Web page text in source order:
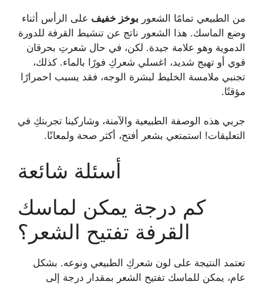
من الطبيعي تمامًا الشعور بوخز خفيف على الرأس أثناء
وضع الماسك. هذا الشعور ناتج عن تنشيط القرفة للدورة
الدموية وهو علامة جيدة. لكن، في حال شعرتِ بحرقان
قوي أو تهيج شديد، اغسلي شعركِ فورًا بالماء. كذلك،
تجنبي ملامسة الخليط لبشرة الوجه، فقد يسبب احمرارًا
مؤقتًا.
جربي هذه الوصفة الطبيعية والآمنة، وشاركينا تجربتكِ في
التعليقات! استمتعي بشعر أفتح، أكثر صحة ولمعانًا.
أسئلة شائعة
كم درجة يمكن لماسك
القرفة تفتيح الشعر؟
تعتمد النتيجة على لون شعركِ الطبيعي ونوعه. بشكل
عام، يمكن للماسك تفتيح الشعر بمقدار درجة إلى